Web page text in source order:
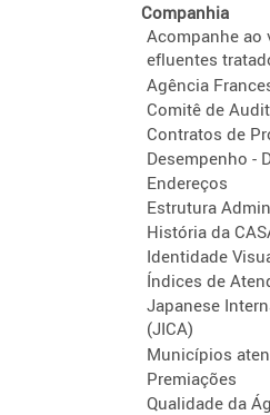
Companhia
Acompanhe ao
efluentes
Agência
Comitê de
Contratos de
Desempenho -
Endereços
Estrutura
História da
Identidade
Índices de
Japanese
(JICA)
Municípios
Premiações
Qualidade da